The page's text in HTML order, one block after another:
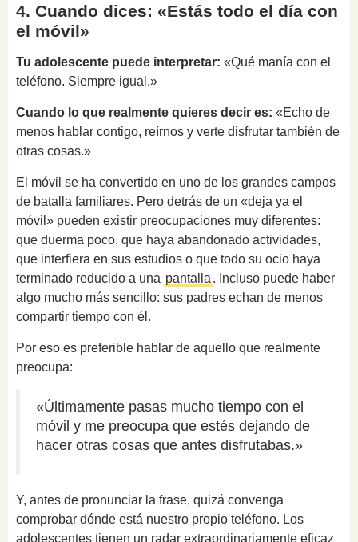
4. Cuando dices: «Estás todo el día con
el móvil»
Tu adolescente puede interpretar: «Qué manía con el
teléfono. Siempre igual.»
Cuando lo que realmente quieres decir es: «Echo de
menos hablar contigo, reírnos y verte disfrutar también de
otras cosas.»
El móvil se ha convertido en uno de los grandes campos
de batalla familiares. Pero detrás de un «deja ya el
móvil» pueden existir preocupaciones muy diferentes:
que duerma poco, que haya abandonado actividades,
que interfiera en sus estudios o que todo su ocio haya
terminado reducido a una pantalla . Incluso puede haber
algo mucho más sencillo: sus padres echan de menos
compartir tiempo con él.
Por eso es preferible hablar de aquello que realmente
preocupa:
«Últimamente pasas mucho tiempo con el
móvil y me preocupa que estés dejando de
hacer otras cosas que antes disfrutabas.»
Y, antes de pronunciar la frase, quizá convenga
comprobar dónde está nuestro propio teléfono. Los
adolescentes tienen un radar extraordinariamente eficaz